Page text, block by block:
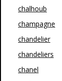
chalhoub
champagne
chandelier
chandeliers
chanel